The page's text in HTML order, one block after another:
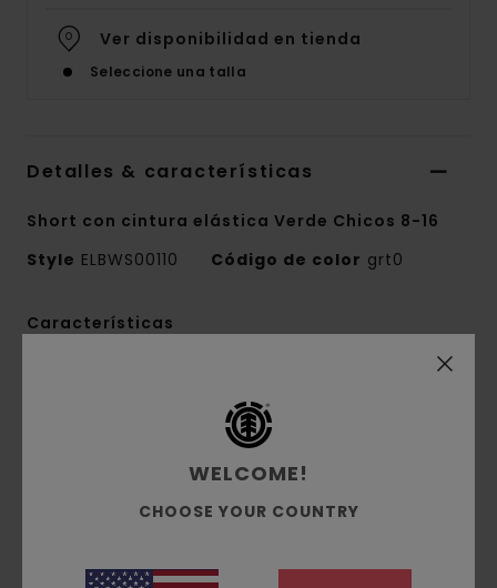
Ver disponibilidad en tienda
Seleccione una talla
Detalles & características
Short con cintura elástica Verde Chicos 8-16
Style ELBWS00110 Código de color grt0
Características
Ajuste relajado
Cintura elástica
Bolsillos:bolsillos laterales adaptados para
WELCOME!
CHOOSE YOUR COUNTRY